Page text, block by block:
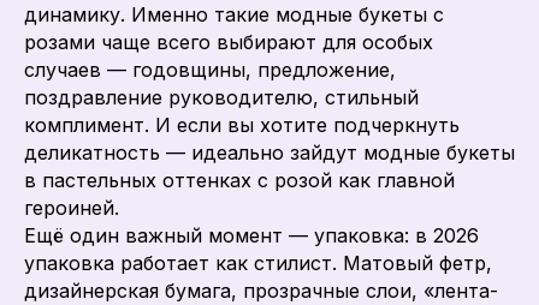
динамику. Именно такие модные букеты с
розами чаще всего выбирают для особых
случаев — годовщины, предложение,
поздравление руководителю, стильный
комплимент. И если вы хотите подчеркнуть
деликатность — идеально зайдут модные букеты
в пастельных оттенках с розой как главной
героиней.
Ещё один важный момент — упаковка: в 2026
упаковка работает как стилист. Матовый фетр,
дизайнерская бумага, прозрачные слои, «лента-